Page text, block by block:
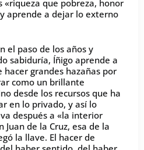
«riqueza que pobreza, honor
aprende a dejar lo externo
el paso de los años y
sabiduría, Íñigo aprende a
hacer grandes hazañas por
como un brillante
desde los recursos que ha
en lo privado, y así lo
después a «la interior
Juan de la Cruz, esa de la
la llave. El hacer de